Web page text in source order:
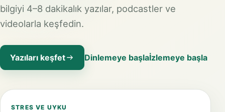
bilgiyi 4–8 dakikalık yazılar, podcastler ve
videolarla keşfedin.
Yazıları keşfet Dinlemeye başlaİzlemeye başla
STRES VE UYKU